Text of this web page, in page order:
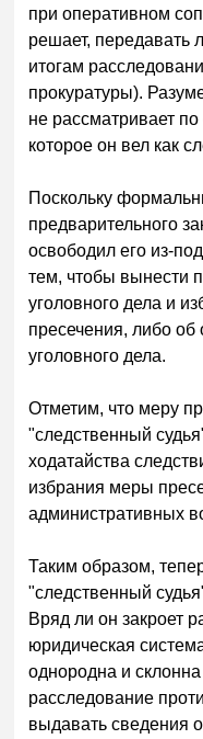
при оперативном
решает, передавать
итогам
прокуратуры).
не рассматривает
которое он вел как
Поскольку
предварительного
освободил его из-
тем, чтобы вынести
уголовного дела и
пресечения, либо об
уголовного дела.
Отметим, что меру
"следственный
ходатайства
избрания меры
административных
Таким образом,
"следственный
Вряд ли он закроет
юридическая
однородна и склонна
расследование
выдавать сведения